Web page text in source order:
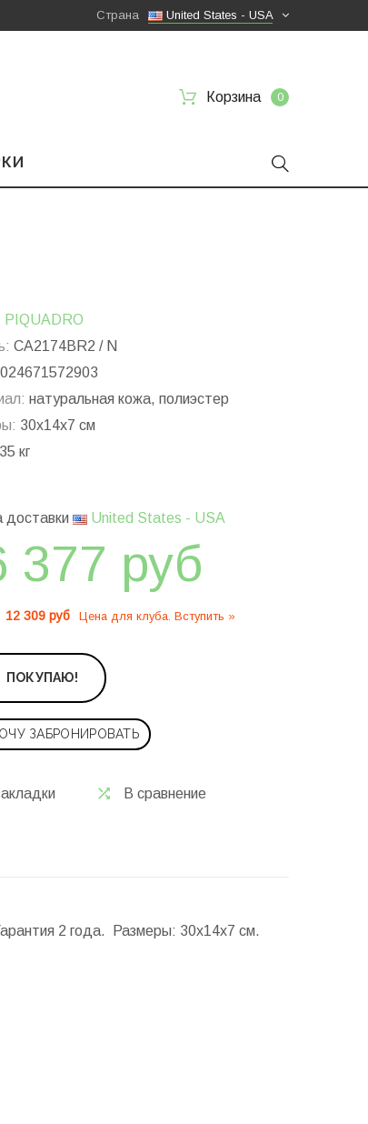
United States - USA
Страна
Корзина 0
PIQUADRO
CA2174BR2 / N
натуральная кожа, полиэстер
30x14x7 см
кг
доставки United States - USA
377 руб
12 309 руб Цена для клуба. Вступить »
ПОКУПАЮ!
ЗАБРОНИРОВАТЬ
В сравнение
2 года. Размеры: 30x14x7 см.